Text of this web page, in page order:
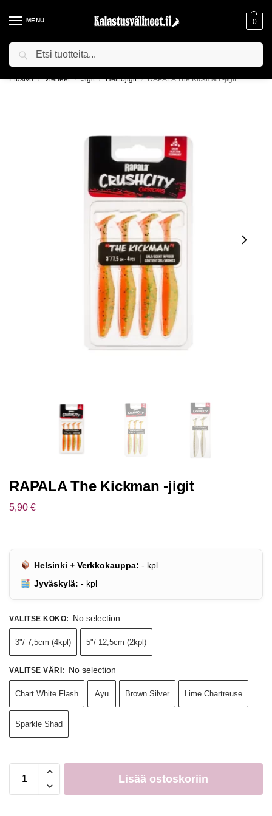
MENU 0
ILMAINEN TOIMITUS YLI 75€ TILAUKSILLE!
Etusivu / Vieheet / Jigit / Heittojigit / RAPALA The Kickman -jigit
RAPALA The Kickman -jigit
5,90 €
Helsinki + Verkkokauppa: - kpl
Jyväskylä: - kpl
VALITSE KOKO: No selection
3"/ 7,5cm (4kpl) 5"/ 12,5cm (2kpl)
VALITSE VÄRI : No selection
Chart White Flash Ayu Brown Silver Lime Chartreuse
Sparkle Shad
Lisää ostoskoriin